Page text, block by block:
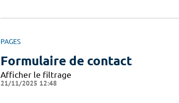
PAGES
Formulaire de contact
Afficher le filtrage
21/11/2025 12:48